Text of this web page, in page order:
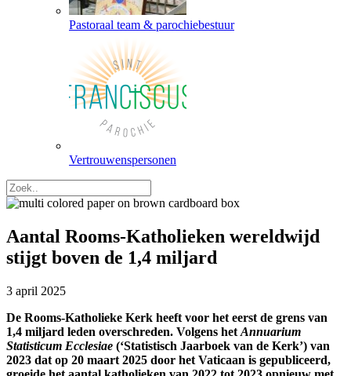
Pastoraal team & parochiebestuur
Vertrouwenspersonen
Aantal Rooms-Katholieken wereldwijd
stijgt boven de 1,4 miljard
3 april 2025
De Rooms-Katholieke Kerk heeft voor het eerst de grens van
1,4 miljard leden overschreden. Volgens het Annuarium
Statisticum Ecclesiae (‘Statistisch Jaarboek van de Kerk’) van
2023 dat op 20 maart 2025 door het Vaticaan is gepubliceerd,